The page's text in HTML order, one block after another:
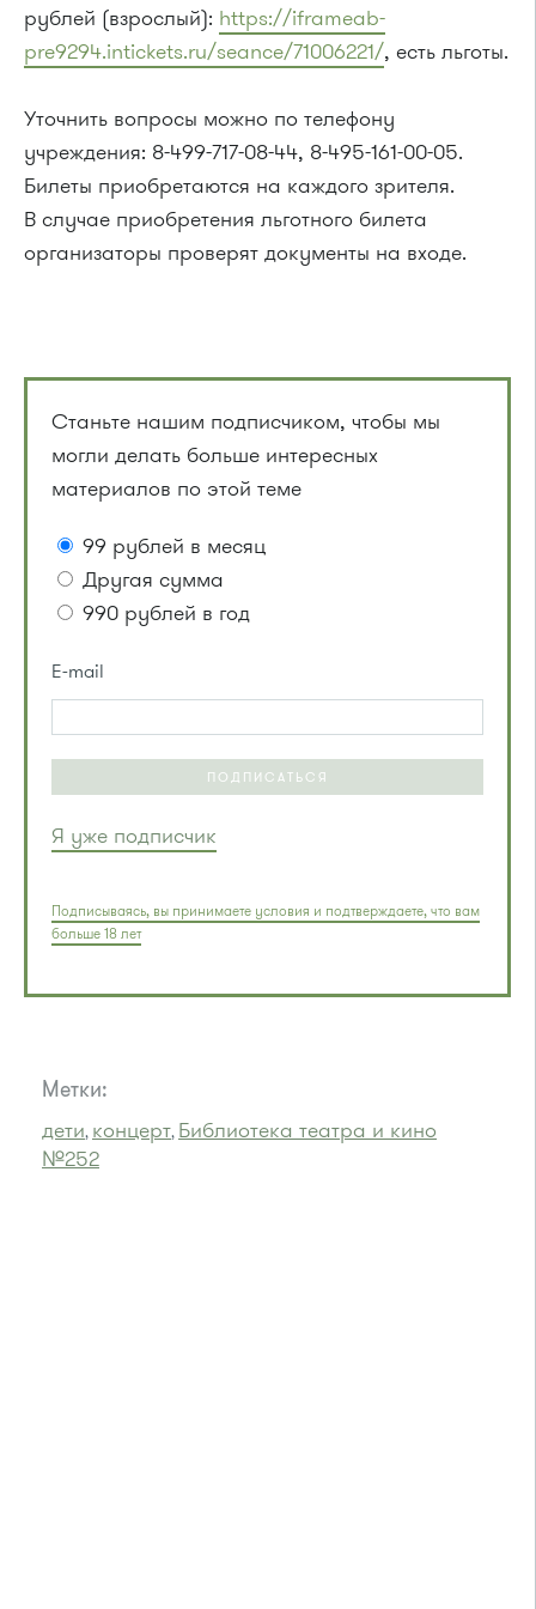
рублей (взрослый): https://iframeab-
pre9294.intickets.ru/seance/71006221/, есть льготы.
Уточнить вопросы можно по телефону
учреждения: 8-499-717-08-44, 8-495-161-00-05.
Билеты приобретаются на каждого зрителя.
В случае приобретения льготного билета
организаторы проверят документы на входе.
Станьте нашим подписчиком, чтобы мы
могли делать больше интересных
материалов по этой теме
99 рублей в месяц
Другая сумма
990 рублей в год
E-mail
ПОДПИСАТЬСЯ
Я уже подписчик
Подписываясь, вы принимаете условия и подтверждаете, что вам
больше 18 лет
Метки:
дети, концерт, Библиотека театра и кино
№252